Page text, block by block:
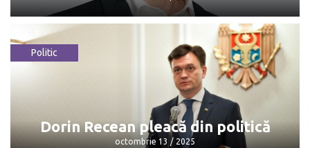
Maia Sandu: „Mulțumesc, Dorin, pentru
octombrie 13 / 2025
Politic
Dorin Recean pleacă din politică
octombrie 13 / 2025